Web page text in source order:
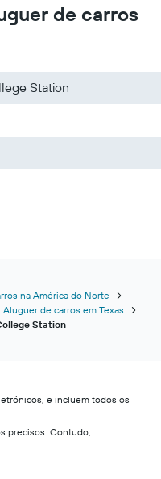
de carros
Station
na América do Norte
Aluguer de carros em Texas
Station
e incluem todos os
precisos. Contudo,